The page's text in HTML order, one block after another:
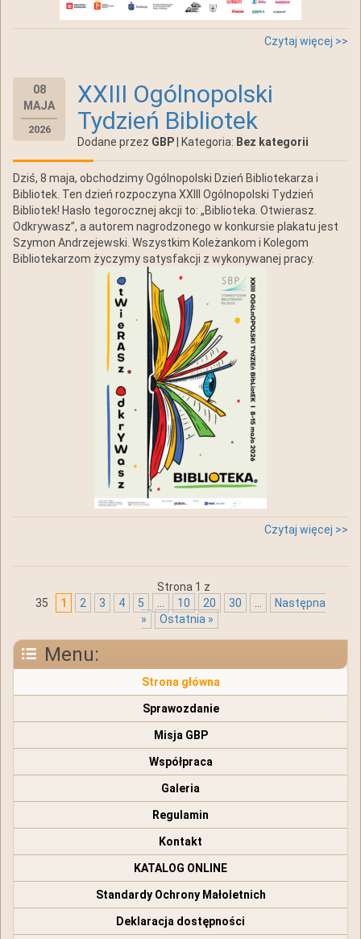
Czytaj więcej >>
08
MAJA
2026
XXIII Ogólnopolski
Tydzień Bibliotek
Dodane przez GBP| Kategoria: Bez kategorii
Dziś, 8 maja, obchodzimy Ogólnopolski Dzień Bibliotekarza i
Bibliotek. Ten dzień rozpoczyna XXIII Ogólnopolski Tydzień
Bibliotek! Hasło tegorocznej akcji to: „Biblioteka. Otwierasz.
Odkrywasz”, a autorem nagrodzonego w konkursie plakatu jest
Szymon Andrzejewski. Wszystkim Koleżankom i Kolegom
Bibliotekarzom życzymy satysfakcji z wykonywanej pracy.
Czytaj więcej >>
Strona 1 z
35
1 2 3 4 5 10 20 30
Następna
»
Ostatnia »
Menu:
Strona główna
Sprawozdanie
Misja GBP
Współpraca
Galeria
Regulamin
Kontakt
KATALOG ONLINE
Standardy Ochrony Małoletnich
Deklaracja dostępności